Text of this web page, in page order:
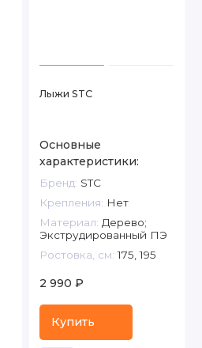
Лыжи STC
Основные
характеристики:
Бренд: STC
Крепления: Нет
Материал: Дерево;
Экструдированный ПЭ
Ростовка, см: 175, 195
2 990 ₽
Купить